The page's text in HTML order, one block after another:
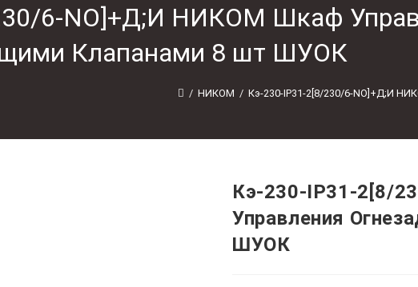
6-NO]+Д;И НИКОМ Шкаф
Клапанами 8 шт ШУОК
/ НИКОМ / Кэ-230-IP31-2[8/230/6-NO]+Д;И
Кэ-230-IP31-2[8/
Управления
ШУОК